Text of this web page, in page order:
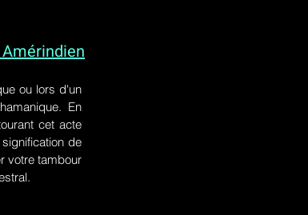
ou lors d'un
En
cet acte
de
votre tambour